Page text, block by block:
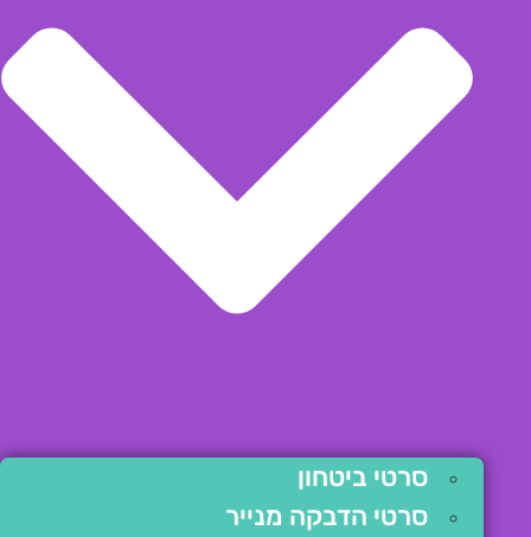
סרטי ביטחון
סרטי הדבקה מנייר